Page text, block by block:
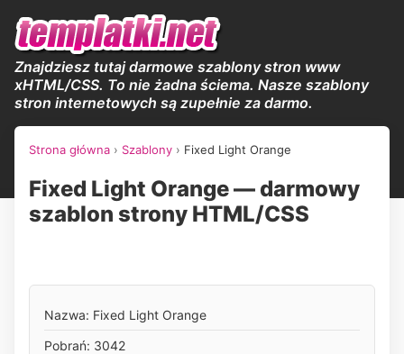
Znajdziesz tutaj darmowe szablony stron www
xHTML/CSS. To nie żadna ściema. Nasze szablony
stron internetowych są zupełnie za darmo.
Strona główna › Szablony › Fixed Light Orange
Fixed Light Orange — darmowy
szablon strony HTML/CSS
Nazwa: Fixed Light Orange
Pobrań: 3042